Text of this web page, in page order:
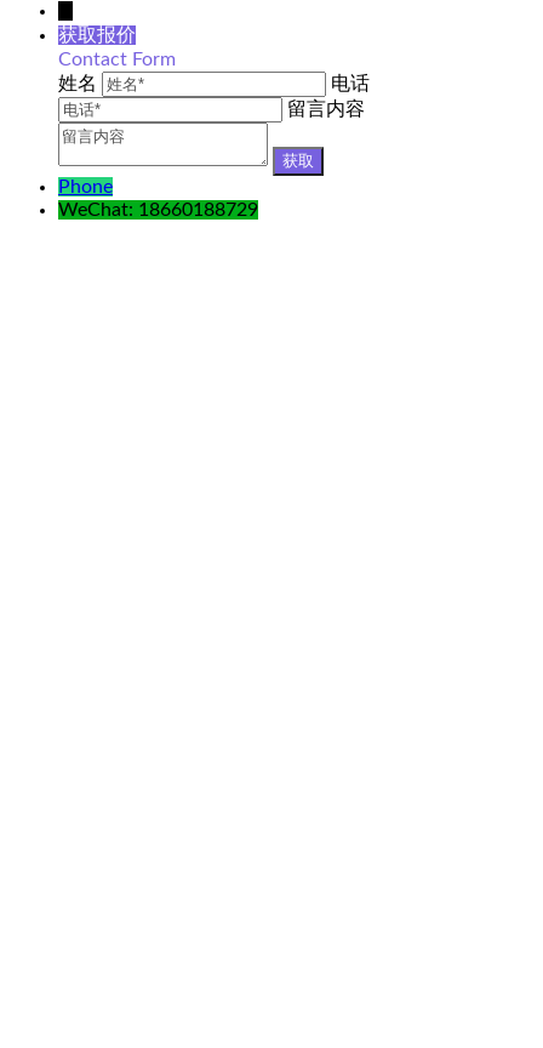
获取报价
Contact Form
姓名
电话
留言内容
Phone
WeChat: 18660188729